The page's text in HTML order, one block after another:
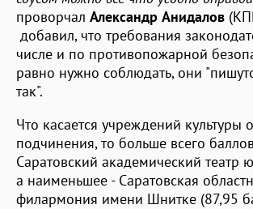
проворчал Александр Анидалов
добавил, что требования
числе и по противопожарной
равно нужно соблюдать, они
так".
Что касается учреждений культуры
подчинения, то больше всего
Саратовский академический театр
а наименьшее - Саратовская
филармония имени Шнитке (87,95